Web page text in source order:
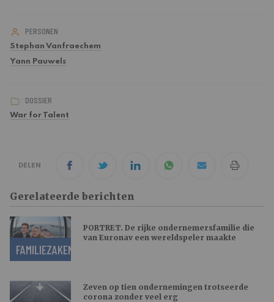
PERSONEN
Stephan Vanfraechem
Yann Pauwels
DOSSIER
War for Talent
DELEN
Gerelateerde berichten
FAMILIEZAKEN
PORTRET. De rijke ondernemersfamilie die
van Euronav een wereldspeler maakte
Zeven op tien ondernemingen trotseerde
corona zonder veel erg